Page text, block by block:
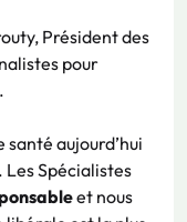
Président des
pour
aujourd’hui
Les Spécialistes
et nous